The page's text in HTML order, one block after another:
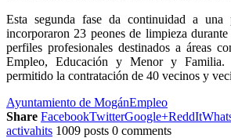
Esta segunda fase da continuidad a
incorporaron 23 peones de limpieza durante
perfiles profesionales destinados a áreas
Empleo, Educación y Menor y
permitido la contratación de 40 vecinos y
Ayuntamiento de MogánEmpleo
Share FacebookTwitterGoogle+ReddIt
activahits 1009 posts 0 comments